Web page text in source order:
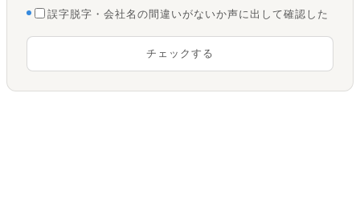
誤字脱字・会社名の間違いがないか声に出して確認した
チェックする